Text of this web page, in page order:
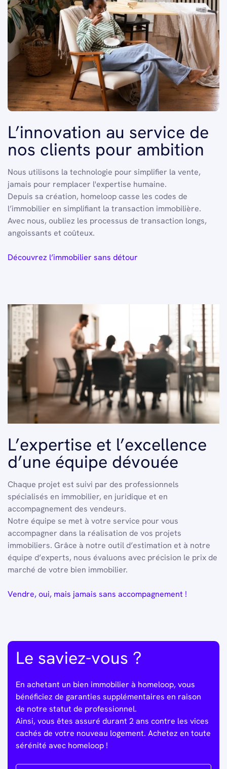
L’innovation au service de
nos clients pour ambition
Nous utilisons la technologie pour simplifier la vente,
jamais pour remplacer l'expertise humaine.
Depuis sa création, homeloop casse les codes de
l’immobilier en simplifiant la transaction immobilière.
Avec nous, oubliez les processus de transaction longs,
angoissants et coûteux.
Découvrez l’immobilier sans détour
L’expertise et l’excellence
d’une équipe dévouée
Chaque projet est suivi par des professionnels
spécialisés en immobilier, en juridique et en
accompagnement des vendeurs.
Notre équipe se met à votre service pour vous
accompagner dans la réalisation de vos projets
immobiliers. Grâce à notre outil d’estimation et à notre
équipe d’experts, nous évaluons avec précision le prix de
marché de votre bien immobilier.
Vendre, oui, mais jamais sans accompagnement !
Le saviez-vous ?
En achetant un bien immobilier à homeloop, vous
bénéficiez de garanties supplémentaires en raison
de notre statut de professionnel.
Ainsi, vous êtes assuré durant 2 ans contre les vices
cachés de votre nouveau logement. Achetez en toute
sérénité avec homeloop !